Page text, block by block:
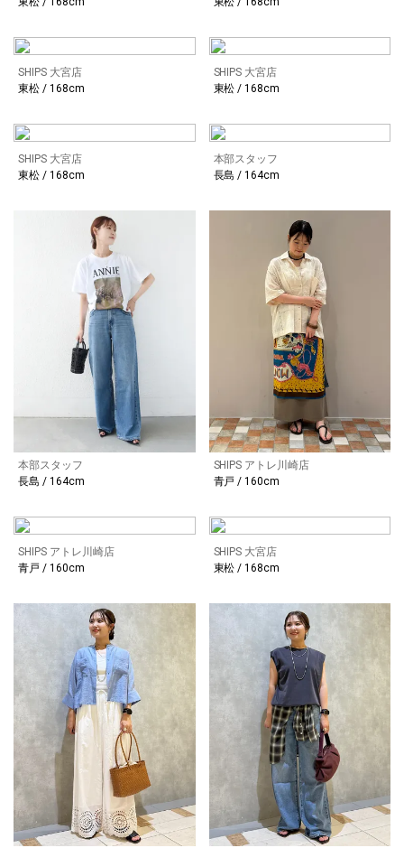
SHIPS 大宮店
東松 / 168cm
SHIPS 大宮店
東松 / 168cm
SHIPS 大宮店
東松 / 168cm
本部スタッフ
長島 / 164cm
本部スタッフ
長島 / 164cm
SHIPS アトレ川崎店
青戸 / 160cm
SHIPS アトレ川崎店
青戸 / 160cm
SHIPS 大宮店
東松 / 168cm